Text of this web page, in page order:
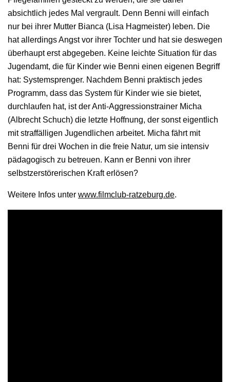
absichtlich jedes Mal vergrault. Denn Benni will einfach
nur bei ihrer Mutter Bianca (Lisa Hagmeister) leben. Die
hat allerdings Angst vor ihrer Tochter und hat sie deswegen
überhaupt erst abgegeben. Keine leichte Situation für das
Jugendamt, die für Kinder wie Benni einen eigenen Begriff
hat: Systemsprenger. Nachdem Benni praktisch jedes
Programm, dass das System für Kinder wie sie bietet,
durchlaufen hat, ist der Anti-Aggressionstrainer Micha
(Albrecht Schuch) die letzte Hoffnung, der sonst eigentlich
mit straffälligen Jugendlichen arbeitet. Micha fährt mit
Benni für drei Wochen in die freie Natur, um sie intensiv
pädagogisch zu betreuen. Kann er Benni von ihrer
selbstzerstörerischen Kraft erlösen?
Weitere Infos unter www.filmclub-ratzeburg.de.